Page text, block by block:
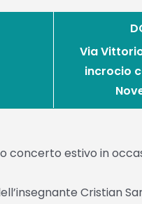
Via
incrocio
concerto estivo in
Cristian